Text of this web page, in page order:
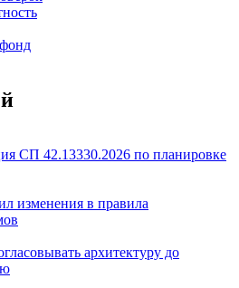
СП 42.13330.2026 по планировке
изменения в правила
архитектуру до